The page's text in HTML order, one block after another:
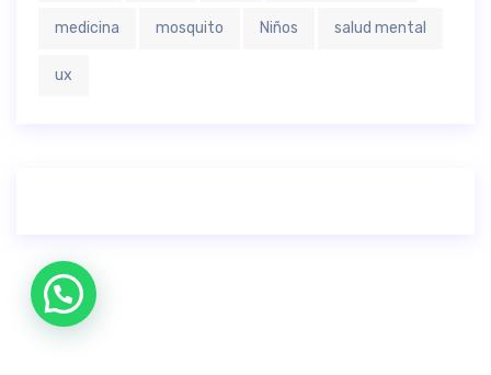
medicina mosquito Niños salud mental
ux